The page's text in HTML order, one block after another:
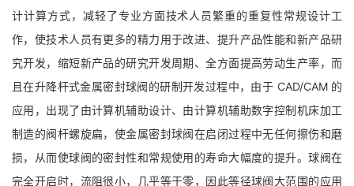
计计算方式，减轻了专业方面技术人员繁重的重复性常规设计工
作，使技术人员有更多的精力用于改进、提升产品性能和新产品研
究开发，缩短新产品的研究开发周期、全方面提高劳动生产率，而
且在升降杆式金属密封球阀的研制开发过程中，由于 CAD/CAM 的
应用，出现了由计算机辅助设计、由计算机辅助数字控制机床加工
制造的阀杆螺旋扁，使金属密封球阀在启闭过程中无任何擦伤和磨
损，从而使球阀的密封性和常规使用的寿命大幅度的提升。球阀在
完全开启时，流阻很小，几乎等于零，因此等径球阀大范围的应用